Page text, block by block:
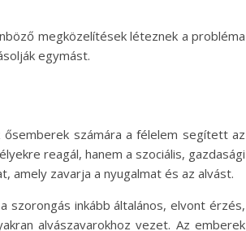
megközelítések léteznek a probléma
egymást.
számára a félelem segített az
reagál, hanem a szociális, gazdasági
amely zavarja a nyugalmat és az alvást.
szorongás inkább általános, elvont érzés,
alvászavarokhoz vezet. Az emberek